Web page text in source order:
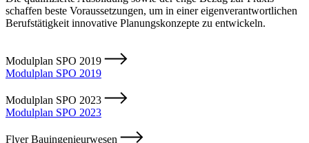
schaffen beste Voraussetzungen, um in einer eigenverantwortlichen
Berufstätigkeit innovative Planungskonzepte zu entwickeln.
Modulplan SPO 2019
Modulplan SPO 2019
Modulplan SPO 2023
Modulplan SPO 2023
Flyer Bauingenieurwesen